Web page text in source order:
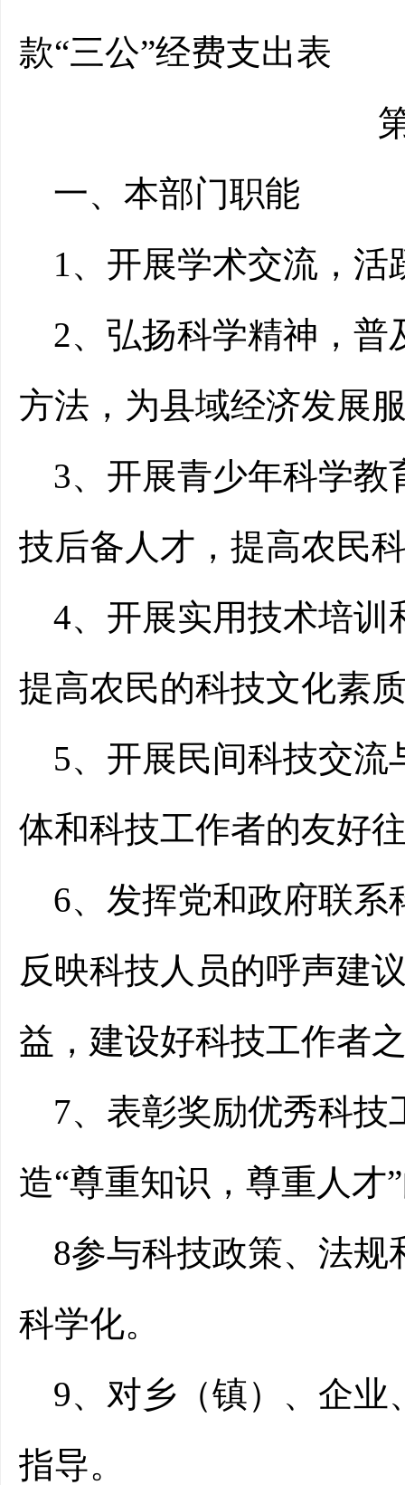
款“三公”经费支出表
一、本部门职能
1、开展学术交流，
2、弘扬科学精神，
方法，为县域经济发展
3、开展青少年科学
技后备人才，提高农民
4、开展实用技术培训
提高农民的科技文化素
5、开展民间科技交
体和科技工作者的友好
6、发挥党和政府联
反映科技人员的呼声建
益，建设好科技工作者
7、表彰奖励优秀科
造“尊重知识，尊重人才
8参与科技政策、法
科学化。
9、对乡（镇）、企
指导。